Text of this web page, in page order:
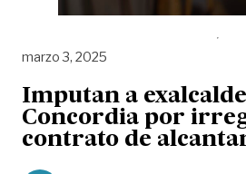
marzo 3, 2025
Imputan a
Concordia por
contrato de